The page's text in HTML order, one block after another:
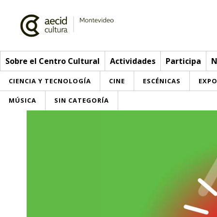
Sobre el Centro Cultural Actividades Participa
CIENCIA Y TECNOLOGÍA CINE ESCÉNICAS
MÚSICA SIN CATEGORÍA